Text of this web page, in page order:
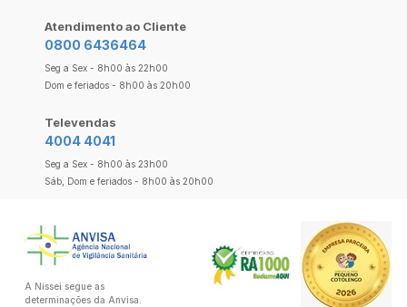
Atendimento ao Cliente
0800 6436464
Seg a Sex - 8h00 às 22h00
Dom e feriados - 8h00 às 20h00
Televendas
4004 4041
Seg a Sex - 8h00 às 23h00
Sáb, Dom e feriados - 8h00 às 20h00
A Nissei segue as
determinações da Anvisa.